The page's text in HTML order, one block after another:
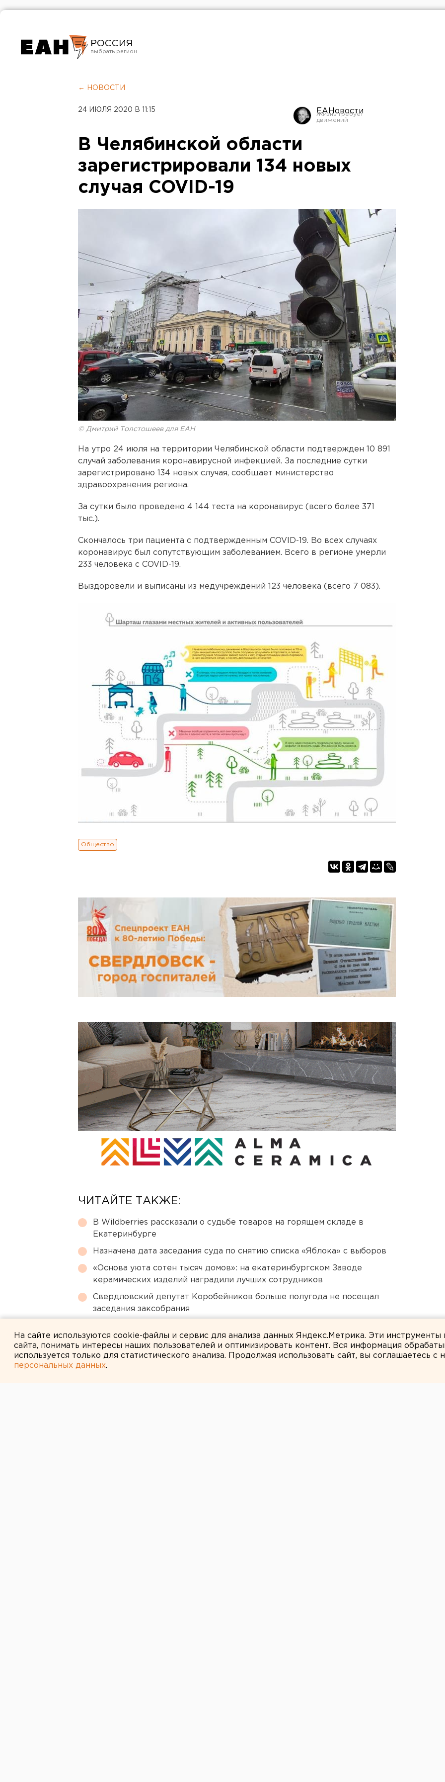
РОССИЯ
Челябинск
← НОВОСТИ
24 ИЮЛЯ 2020 В 11:15 ЕАНовости
В Челябинской области
зарегистрировали 134 новых
случая COVID-19
© Дмитрий Толстошеев для ЕАН
На утро 24 июля на территории Челябинской области подтвержден 10 891
случай заболевания коронавирусной инфекцией. За последние сутки
зарегистрировано 134 новых случая, сообщает министерство
здравоохранения региона.
За сутки было проведено 4 144 теста на коронавирус (всего более 371
тыс.).
Скончалось три пациента с подтвержденным COVID-19. Во всех случаях
коронавирус был сопутствующим заболеванием. Всего в регионе умерли
233 человека с COVID-19.
Выздоровели и выписаны из медучреждений 123 человека (всего 7 083).
Общество
ЧИТАЙТЕ ТАКЖЕ:
В Wildberries рассказали о судьбе товаров на горящем складе в
Екатеринбурге
Назначена дата заседания суда по снятию списка «Яблока» с выборов
«Основа уюта сотен тысяч домов»: на екатеринбургском Заводе
керамических изделий наградили лучших сотрудников
Свердловский депутат Коробейников больше полугода не посещал
заседания заксобрания
На сайте используются cookie-файлы и сервис для анализа данных Яндекс.Метрика. Эти инструменты
сайта, понимать интересы наших пользователей и оптимизировать контент. Вся информация
используется только для статистического анализа. Продолжая использовать сайт, вы соглашаетесь с
персональных данных.